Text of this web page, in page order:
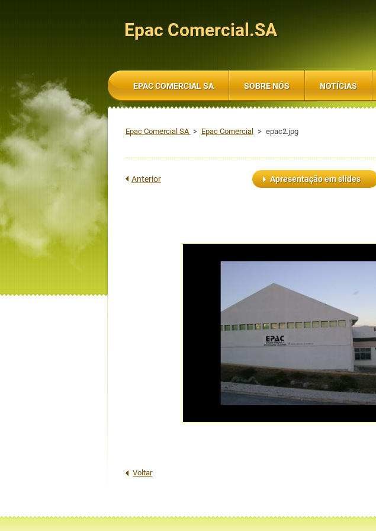
Epac Comercial.SA
Epac Comercial SA > Epac Comercial > epac2.jpg
Anterior Apresentação em slides
Voltar
EPAC COMERCIAL SA SOBRE NÓS NOTÍCIAS